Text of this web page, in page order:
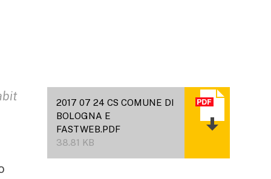
2017 07 24 CS COMUNE DI
BOLOGNA E
FASTWEB.PDF
38.81 KB